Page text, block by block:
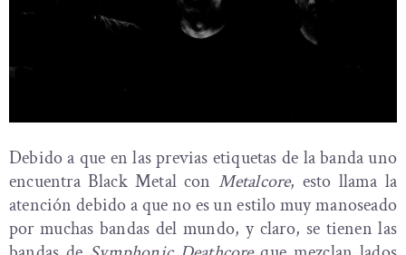
Debido a que en las previas etiquetas de la banda uno
encuentra Black Metal con Metalcore, esto llama la
atención debido a que no es un estilo muy manoseado
por muchas bandas del mundo, y claro, se tienen las